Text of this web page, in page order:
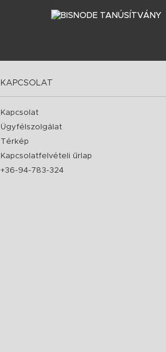
KAPCSOLAT
Kapcsolat
Ügyfélszolgálat
Térkép
Kapcsolatfelvételi űrlap
+36-94-783-324